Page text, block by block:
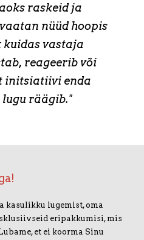
raskeid ja
nüüd hoopis
kuidas vastaja
reageerib või
initsiatiivi enda
räägib."
kasulikku lugemist, oma
eripakkumisi, mis
et ei koorma Sinu